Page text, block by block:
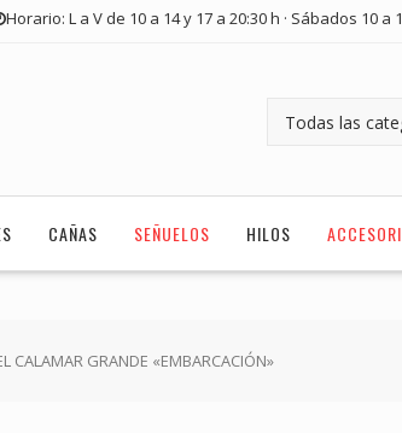
Horario: L a V de 10 a 14 y 17 a 20:30 h · Sábados 10 a
CAÑAS SEÑUELOS HILOS
CALAMAR GRANDE «EMBARCACIÓN»